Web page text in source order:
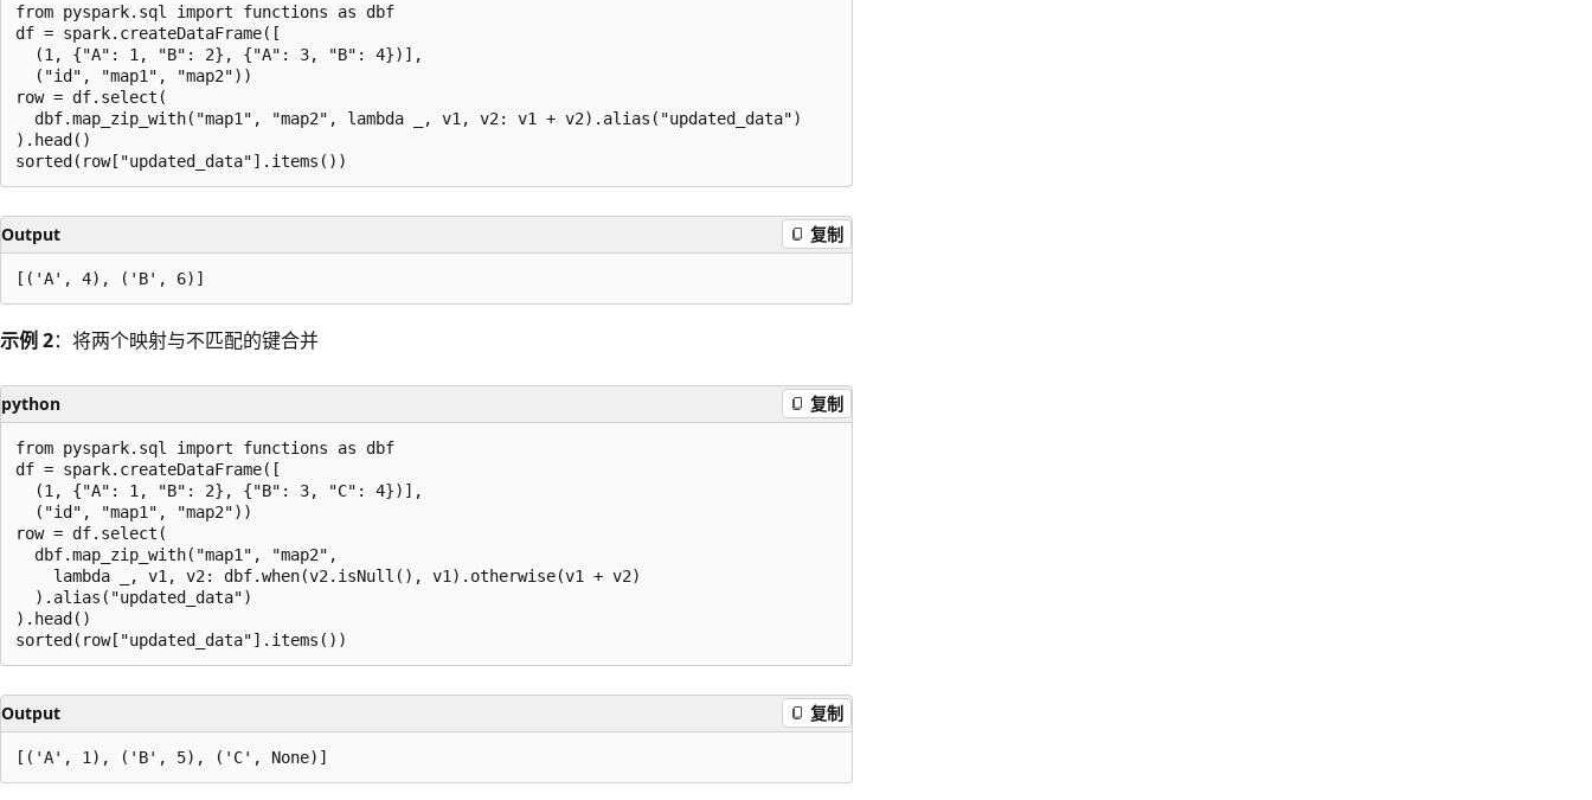
from pyspark.sql import functions as dbf
df = spark.createDataFrame([
  (1, {"A": 1, "B": 2}, {"A": 3, "B": 4})],
  ("id", "map1", "map2"))
row = df.select(
  dbf.map_zip_with("map1", "map2", lambda _, v1, v2: v1 + v2).alias("updated_data")
).head()
Output 复制
示例 2：将两个映射与不匹配的键合并
python 复制
from pyspark.sql import functions as dbf
df = spark.createDataFrame([
  (1, {"A": 1, "B": 2}, {"B": 3, "C": 4})],
  ("id", "map1", "map2"))
row = df.select(
  dbf.map_zip_with("map1", "map2",
    lambda _, v1, v2: dbf.when(v2.isNull(), v1).otherwise(v1 + v2)
  ).alias("updated_data")
).head()
Output 复制